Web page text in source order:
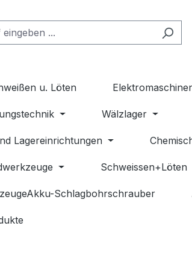
u. Löten
Wälzlager
Lagereinrichtungen
Schweissen+Löten
Schlagbohrschrauber